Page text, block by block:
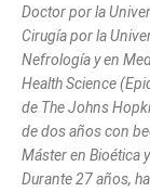
Doctor por la
Cirugía por la
Nefrología y en
Health Science
de The Johns
de dos años con
Máster en Bioética
Durante 27 años,